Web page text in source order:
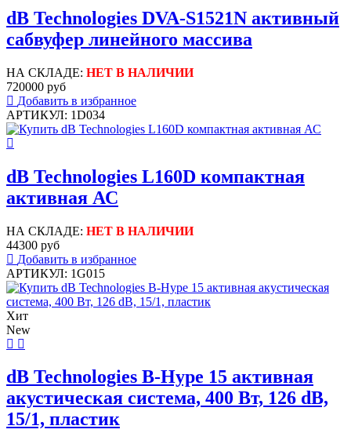
dB Technologies DVA-S1521N активный
сабвуфер линейного массива
НА СКЛАДЕ: НЕТ В НАЛИЧИИ
720000 руб
Добавить в избранное
АРТИКУЛ: 1D034
dB Technologies L160D компактная
активная АС
НА СКЛАДЕ: НЕТ В НАЛИЧИИ
44300 руб
Добавить в избранное
АРТИКУЛ: 1G015
Хит
New
dB Technologies B-Hype 15 активная
акустическая система, 400 Вт, 126 dB,
15/1, пластик